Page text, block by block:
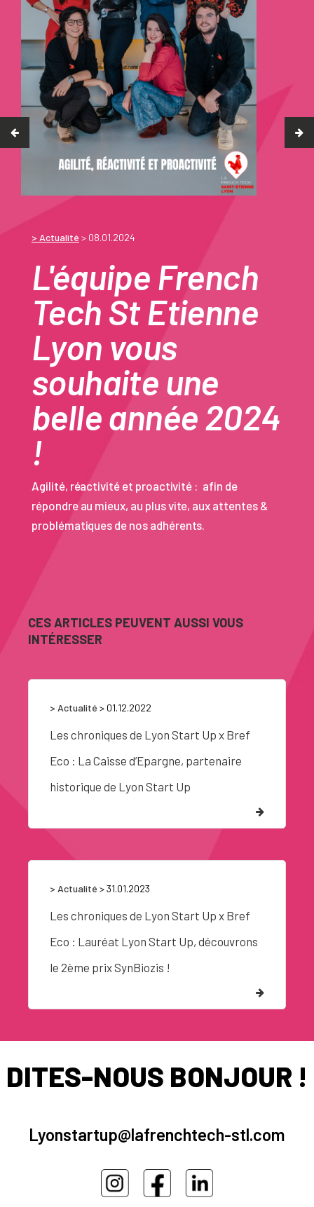
> Actualité > 08.01.2024
L'équipe French
Tech St Etienne
Lyon vous
souhaite une
belle année 2024
!
Agilité, réactivité et proactivité : afin de
répondre au mieux, au plus vite, aux attentes &
problématiques de nos adhérents.
CES ARTICLES PEUVENT AUSSI VOUS
INTÉRESSER
> Actualité > 01.12.2022
Les chroniques de Lyon Start Up x Bref
Eco : La Caisse d’Epargne, partenaire
historique de Lyon Start Up
> Actualité > 31.01.2023
Les chroniques de Lyon Start Up x Bref
Eco : Lauréat Lyon Start Up, découvrons
le 2ème prix SynBiozis !
DITES-NOUS BONJOUR !
Lyonstartup@lafrenchtech-stl.com